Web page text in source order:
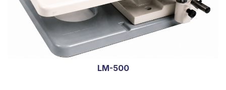
LM-500